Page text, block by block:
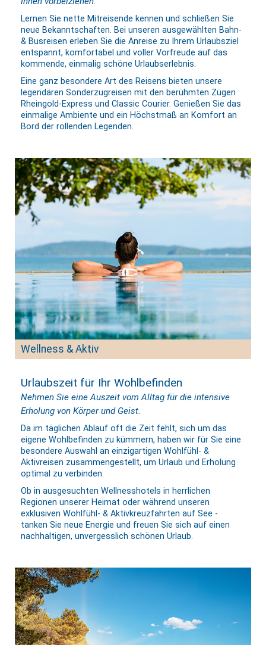
Lernen Sie nette Mitreisende kennen und schließen Sie
neue Bekanntschaften. Bei unseren ausgewählten Bahn-
& Busreisen erleben Sie die Anreise zu Ihrem Urlaubsziel
entspannt, komfortabel und voller Vorfreude auf das
kommende, einmalig schöne Urlaubserlebnis.
Eine ganz besondere Art des Reisens bieten unsere
legendären Sonderzugreisen mit den berühmten Zügen
Rheingold-Express und Classic Courier. Genießen Sie das
einmalige Ambiente und ein Höchstmaß an Komfort an
Bord der rollenden Legenden.
Wellness & Aktiv
Urlaubszeit für Ihr Wohlbefinden
Nehmen Sie eine Auszeit vom Alltag für die intensive
Erholung von Körper und Geist.
Da im täglichen Ablauf oft die Zeit fehlt, sich um das
eigene Wohlbefinden zu kümmern, haben wir für Sie eine
besondere Auswahl an einzigartigen Wohlfühl- &
Aktivreisen zusammengestellt, um Urlaub und Erholung
optimal zu verbinden.
Ob in ausgesuchten Wellnesshotels in herrlichen
Regionen unserer Heimat oder während unseren
exklusiven Wohlfühl- & Aktivkreuzfahrten auf See -
tanken Sie neue Energie und freuen Sie sich auf einen
nachhaltigen, unvergesslich schönen Urlaub.